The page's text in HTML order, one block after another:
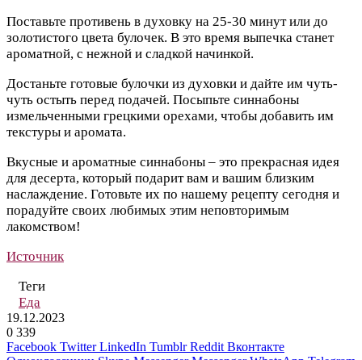
Поставьте противень в духовку на 25-30 минут или до
золотистого цвета булочек. В это время выпечка станет
ароматной, с нежной и сладкой начинкой.
Достаньте готовые булочки из духовки и дайте им чуть-
чуть остыть перед подачей. Посыпьте синнабоны
измельченными грецкими орехами, чтобы добавить им
текстуры и аромата.
Вкусные и ароматные синнабоны – это прекрасная идея
для десерта, который подарит вам и вашим близким
наслаждение. Готовьте их по нашему рецепту сегодня и
порадуйте своих любимых этим неповторимым
лакомством!
Источник
Теги
Еда
19.12.2023
0 339
Facebook Twitter LinkedIn Tumblr Reddit Вконтакте